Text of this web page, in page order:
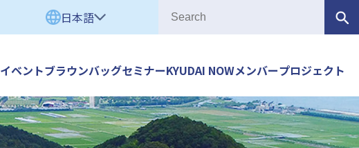
日本語
イベントブラウンバッグセミナーKYUDAI NOWメンバープロジェクト